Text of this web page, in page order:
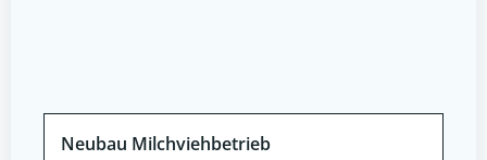
Neubau Milchviehbetrieb